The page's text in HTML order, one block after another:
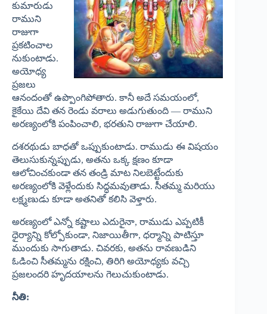
కుమారుడు
రాముని
రాజుగా
ప్రకటించాల
నుకుంటాడు.
అయోధ్య
ప్రజలు
ఆనందంతో ఉప్పొంగిపోతారు. కానీ అదే సమయంలో,
కైకేయి దేవి తన రెండు వరాలు అడుగుతుంది — రాముని
అరణ్యంలోకి పంపించాలి, భరతుని రాజుగా చేయాలి.
దశరథుడు బాధతో ఒప్పుకుంటాడు. రాముడు ఈ విషయం
తెలుసుకున్నప్పుడు, అతను ఒక్క క్షణం కూడా
ఆలోచించకుండా తన తండ్రి మాట నిలబెట్టేందుకు
అరణ్యంలోకి వెళ్లేందుకు సిద్ధమవుతాడు. సీతమ్మ మరియు
లక్ష్మణుడు కూడా అతనితో కలిసి వెళ్తారు.
అరణ్యంలో ఎన్నో కష్టాలు ఎదురైనా, రాముడు ఎప్పటికీ
ధైర్యాన్ని కోల్పోకుండా, నిజాయితీగా, ధర్మాన్ని పాటిస్తూ
ముందుకు సాగుతాడు. చివరకు, అతను రావణుడిని
ఓడించి సీతమ్మను రక్షించి, తిరిగి అయోధ్యకు వచ్చి
ప్రజలందరి హృదయాలను గెలుచుకుంటాడు.
నీతి: